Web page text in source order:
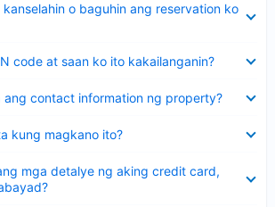
o baguhin ang reservation ko
code at saan ko ito kakailanganin?
ang contact information ng property?
kung magkano ito?
mga detalye ng aking credit card,